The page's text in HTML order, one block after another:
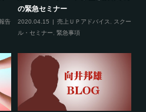
告
の緊急セミナー
2020.04.15 売上ＵＰアドバイス
スクー
ル・セミナー
緊急事項